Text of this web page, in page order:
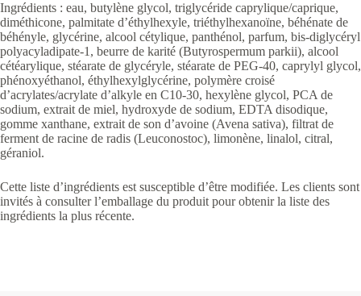
Ingrédients : eau, butylène glycol, triglycéride caprylique/caprique,
diméthicone, palmitate d’éthylhexyle, triéthylhexanoïne, béhénate de
béhényle, glycérine, alcool cétylique, panthénol, parfum, bis-diglycéryl
polyacyladipate-1, beurre de karité (Butyrospermum parkii), alcool
cétéarylique, stéarate de glycéryle, stéarate de PEG-40, caprylyl glycol,
phénoxyéthanol, éthylhexylglycérine, polymère croisé
d’acrylates/acrylate d’alkyle en C10-30, hexylène glycol, PCA de
sodium, extrait de miel, hydroxyde de sodium, EDTA disodique,
gomme xanthane, extrait de son d’avoine (Avena sativa), filtrat de
ferment de racine de radis (Leuconostoc), limonène, linalol, citral,
géraniol.
Cette liste d’ingrédients est susceptible d’être modifiée. Les clients sont
invités à consulter l’emballage du produit pour obtenir la liste des
ingrédients la plus récente.